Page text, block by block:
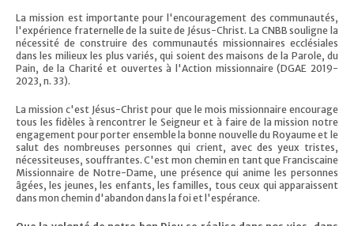
La mission est importante pour l'encouragement des communautés,
l'expérience fraternelle de la suite de Jésus-Christ. La CNBB souligne la
nécessité de construire des communautés missionnaires ecclésiales
dans les milieux les plus variés, qui soient des maisons de la Parole, du
Pain, de la Charité et ouvertes à l'Action missionnaire (DGAE 2019-
2023, n. 33).
La mission c'est Jésus-Christ pour que le mois missionnaire encourage
tous les fidèles à rencontrer le Seigneur et à faire de la mission notre
engagement pour porter ensemble la bonne nouvelle du Royaume et le
salut des nombreuses personnes qui crient, avec des yeux tristes,
nécessiteuses, souffrantes. C'est mon chemin en tant que Franciscaine
Missionnaire de Notre-Dame, une présence qui anime les personnes
âgées, les jeunes, les enfants, les familles, tous ceux qui apparaissent
dans mon chemin d'abandon dans la foi et l'espérance.